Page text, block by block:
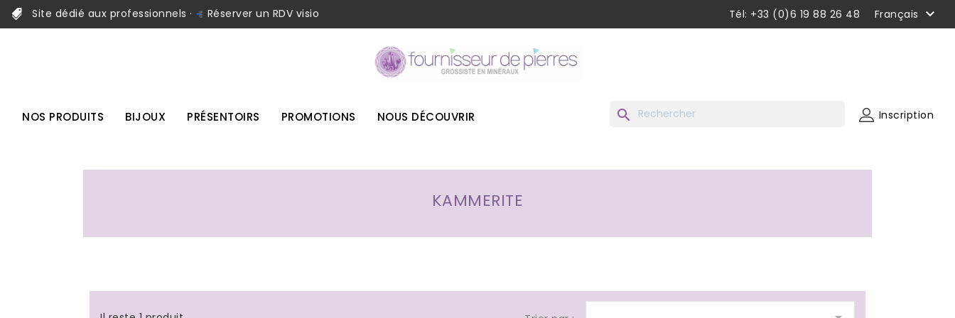
Site dédié aux professionnels · Réserver un RDV visio Tél: +33 (0)6 19 88 26 48 Français 
Inscription
NOS PRODUITS BIJOUX PRÉSENTOIRS PROMOTIONS NOUS DÉCOUVRIR search
KAMMERITE